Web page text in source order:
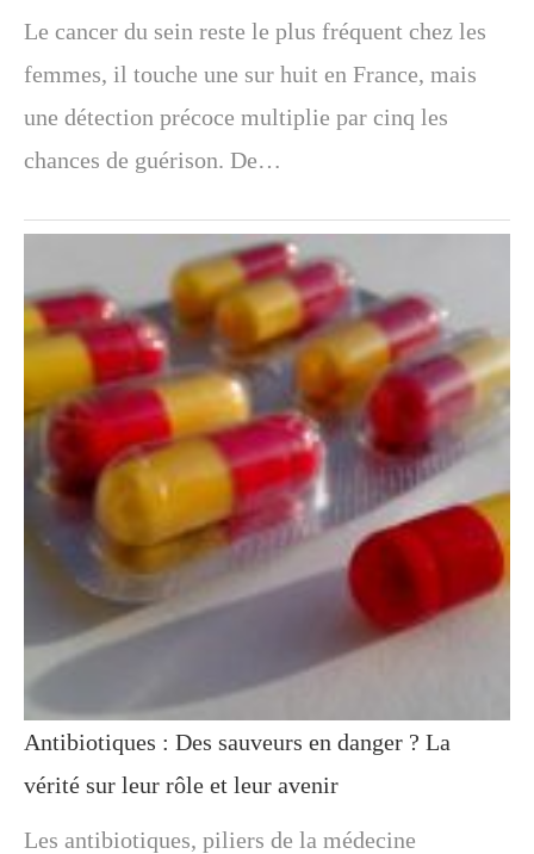
Le cancer du sein reste le plus fréquent chez les
femmes, il touche une sur huit en France, mais
une détection précoce multiplie par cinq les
chances de guérison. De…
Antibiotiques : Des sauveurs en danger ? La
vérité sur leur rôle et leur avenir
Les antibiotiques, piliers de la médecine